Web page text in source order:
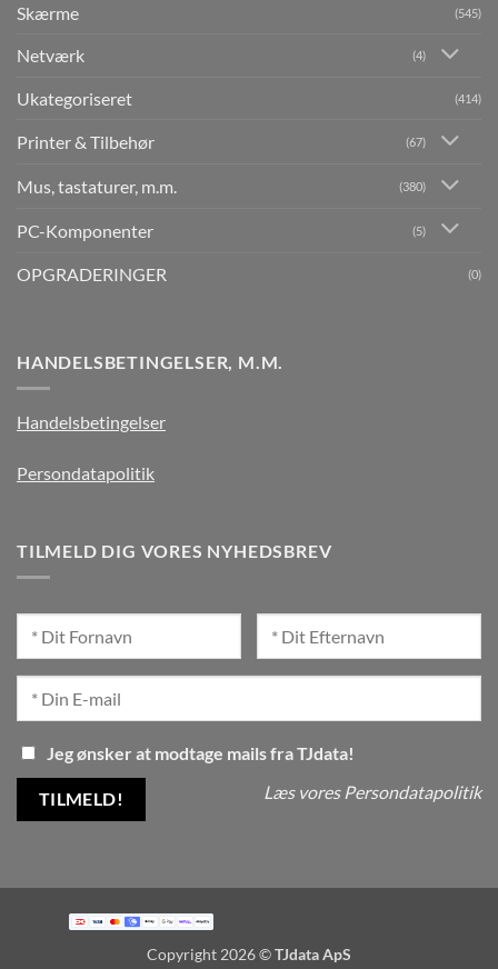
Skærme (545)
Netværk (4)
Ukategoriseret (414)
Printer & Tilbehør (67)
Mus, tastaturer, m.m. (380)
PC-Komponenter (5)
OPGRADERINGER (0)
HANDELSBETINGELSER, M.M.
Handelsbetingelser
Persondatapolitik
TILMELD DIG VORES NYHEDSBREV
Jeg ønsker at modtage mails fra TJdata!
Læs vores Persondatapolitik
Copyright 2026 ©TJdata ApS